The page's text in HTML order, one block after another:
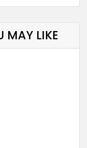
MAY LIKE